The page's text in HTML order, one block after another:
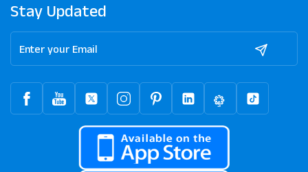
Stay Updated